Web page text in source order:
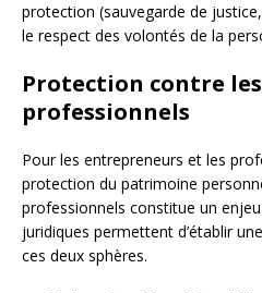
protection (sauvegarde de
le respect des volontés de la
Protection contre
professionnels
Pour les entrepreneurs et les
protection du patrimoine
professionnels constitue un
juridiques permettent d’établir
ces deux sphères.